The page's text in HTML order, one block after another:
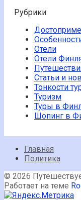
Рубрики
Отели
Отели
Статьи и
Тонкости
Туризм
Туры в
Шопинг в
Главная
Политика
© 2026
Работает на теме